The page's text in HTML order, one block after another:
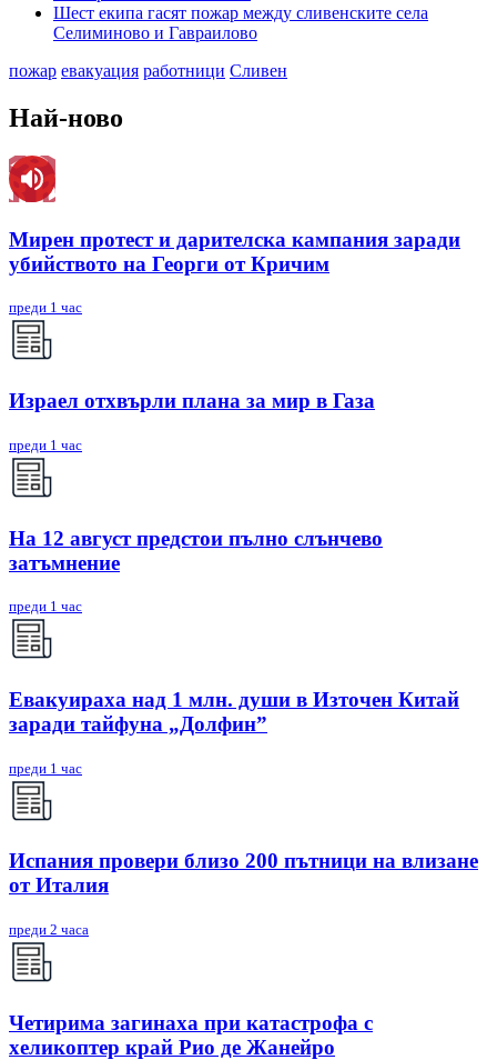
Шест екипа гасят пожар между сливенските села
Селиминово и Гавраилово
пожар евакуация работници Сливен
Най-ново
Мирен протест и дарителска кампания заради
убийството на Георги от Кричим
преди 1 час
Израел отхвърли плана за мир в Газа
преди 1 час
На 12 август предстои пълно слънчево
затъмнение
преди 1 час
Евакуираха над 1 млн. души в Източен Китай
заради тайфуна „Долфин”
преди 1 час
Испания провери близо 200 пътници на влизане
от Италия
преди 2 часа
Четирима загинаха при катастрофа с
хеликоптер край Рио де Жанейро